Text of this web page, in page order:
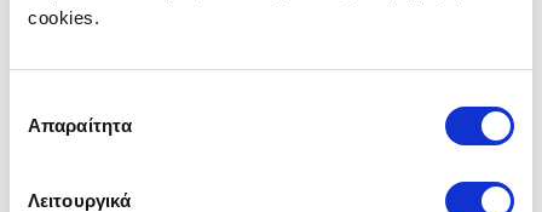
cookies.
συγκατάθεσης
Απαραίτητα
Λειτουργικά
Πρόγραμμα Μεταφοράς Υπολοίπου «Μία και